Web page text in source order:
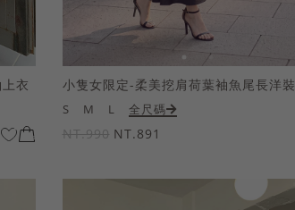
衣 小隻女限定-柔美挖肩荷葉袖魚尾長洋裝
S M L 全尺碼
NT.990 NT.891